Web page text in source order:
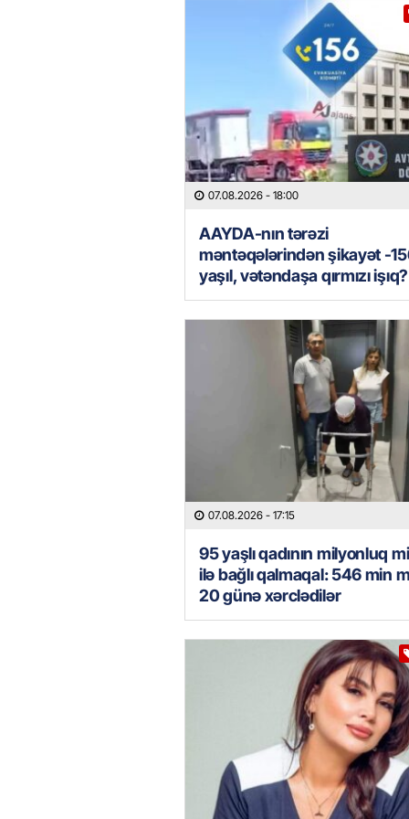
07.08.2026 - 18:00
AAYDA-nın tərəzi
məntəqələrindən şikayət -
yaşıl, vətəndaşa qırmızı işıq?
07.08.2026 - 17:15
95 yaşlı qadının milyonluq
ilə bağlı qalmaqal: 546 min
20 günə xərclədilər